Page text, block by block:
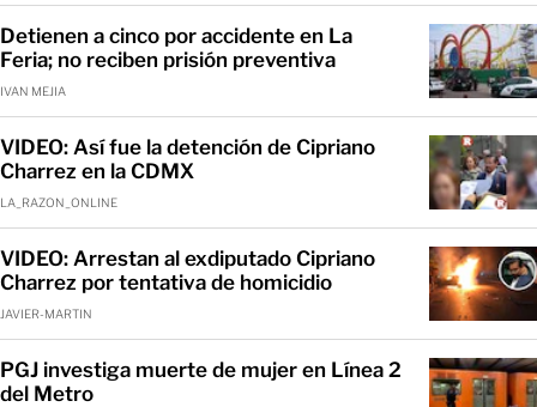
Detienen a cinco por accidente en La
Feria; no reciben prisión preventiva
IVAN MEJIA
VIDEO: Así fue la detención de Cipriano
Charrez en la CDMX
LA_RAZON_ONLINE
VIDEO: Arrestan al exdiputado Cipriano
Charrez por tentativa de homicidio
JAVIER-MARTIN
PGJ investiga muerte de mujer en Línea 2
del Metro